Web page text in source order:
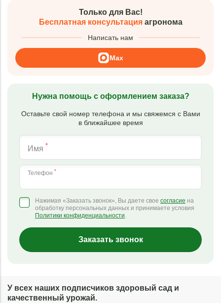
Только для Вас!
Бесплатная консультацияагронома
Написать нам
Max
Нужна помощь с оформлением заказа?
Оставьте свой номер телефона и мы свяжемся с Вами
в ближайшее время
Имя *
Телефон *
Нажимая «Заказать звонок», Вы даете свое согласие на
обработку персональных данных и принимаете условия
Политики конфиденциальности.
Заказать звонок
У всех наших подписчиков здоровый сад и
качественный урожай.